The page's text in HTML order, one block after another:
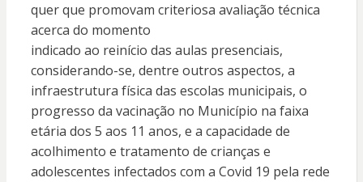
quer que promovam criteriosa avaliação técnica
acerca do momento
indicado ao reinício das aulas presenciais,
considerando-se, dentre outros aspectos, a
infraestrutura física das escolas municipais, o
progresso da vacinação no Município na faixa
etária dos 5 aos 11 anos, e a capacidade de
acolhimento e tratamento de crianças e
adolescentes infectados com a Covid 19 pela rede